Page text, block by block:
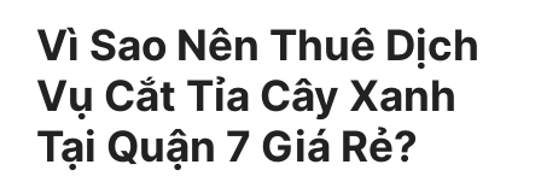
Vì Sao Nên Thuê Dịch
Vụ Cắt Tỉa Cây Xanh
Tại Quận 7 Giá Rẻ?